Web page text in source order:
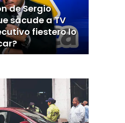
de Sergio
sacude a TV
fiestero lo